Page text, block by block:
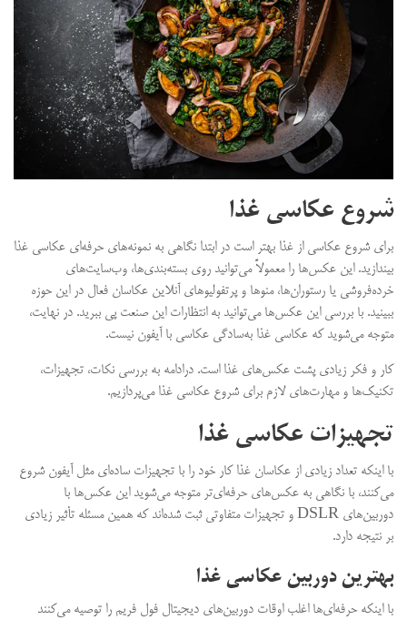
شروع عکاسی غذا
برای شروع عکاسی از غذا بهتر است در ابتدا نگاهی به نمونه‌های حرفه‌ای عکاسی غذا
بیندازید. این عکس‌ها را معمولاً می‌توانید روی بسته‌بندی‌ها، وب‌سایت‌های
خرده‌فروشی یا رستوران‌ها، منوها و پرتفولیوهای آنلاین عکاسان فعال در این حوزه
ببینید. با بررسی این عکس‌ها می‌توانید به انتظارات این صنعت پی ببرید. در نهایت،
متوجه می‌شوید که عکاسی غذا به‌سادگی عکاسی با آیفون نیست.
کار و فکر زیادی پشت عکس‌های غذا است. درادامه به بررسی نکات، تجهیزات،
تکنیک‌ها و مهارت‌های لازم برای شروع عکاسی غذا می‌پردازیم.
تجهیزات عکاسی غذا
با اینکه تعداد زیادی از عکاسان غذا کار خود را با تجهیزات ساده‌ای مثل آیفون شروع
می‌کنند، با نگاهی به عکس‌های حرفه‌ای‌تر متوجه می‌شوید این عکس‌ها با
دوربین‌های DSLR و تجهیزات متفاوتی ثبت شده‌اند که همین مسئله تأثیر زیادی
بر نتیجه دارد.
بهترین دوربین عکاسی غذا
با اینکه حرفه‌ای‌ها اغلب اوقات دوربین‌های دیجیتال فول فریم را توصیه می‌کنند